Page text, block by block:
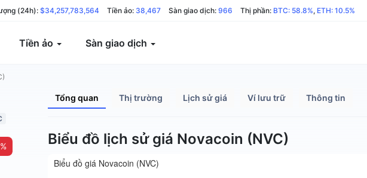
(24h): $34,257,783,564 Tiền ảo: 38,467 Sàn giao dịch: 966 Thị phần: BTC: 58.8%, ETH: 10.5%
Tiền ảo Sàn giao dịch
Tổng quan Thị trường Lịch sử giá Ví lưu trữ Thông tin
Biểu đồ lịch sử giá Novacoin (NVC)
Biểu đồ giá Novacoin (NVC)